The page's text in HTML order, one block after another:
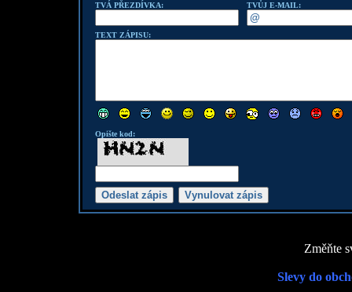
TVÁ PŘEZDÍVKA: TVŮJ E-MAIL:
TEXT ZÁPISU:
Opište kod:
Změňte
Slevy do